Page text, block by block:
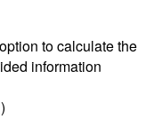
to calculate the
information